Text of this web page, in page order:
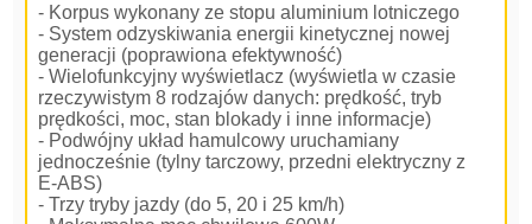
- Korpus wykonany ze stopu aluminium lotniczego
- System odzyskiwania energii kinetycznej nowej
generacji (poprawiona efektywność)
- Wielofunkcyjny wyświetlacz (wyświetla w czasie
rzeczywistym 8 rodzajów danych: prędkość, tryb
prędkości, moc, stan blokady i inne informacje)
- Podwójny układ hamulcowy uruchamiany
jednocześnie (tylny tarczowy, przedni elektryczny z
E-ABS)
- Trzy tryby jazdy (do 5, 20 i 25 km/h)